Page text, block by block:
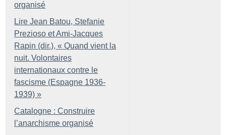
organisé
Lire Jean Batou, Stefanie
Prezioso et Ami-Jacques
Rapin (dir.), « Quand vient la
nuit. Volontaires
internationaux contre le
fascisme (Espagne 1936-
1939) »
Catalogne : Construire
l’anarchisme organisé